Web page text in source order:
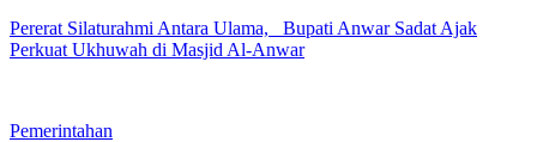
Pererat Silaturahmi Antara Ulama, Bupati Anwar Sadat Ajak
Perkuat Ukhuwah di Masjid Al-Anwar
Pemerintahan